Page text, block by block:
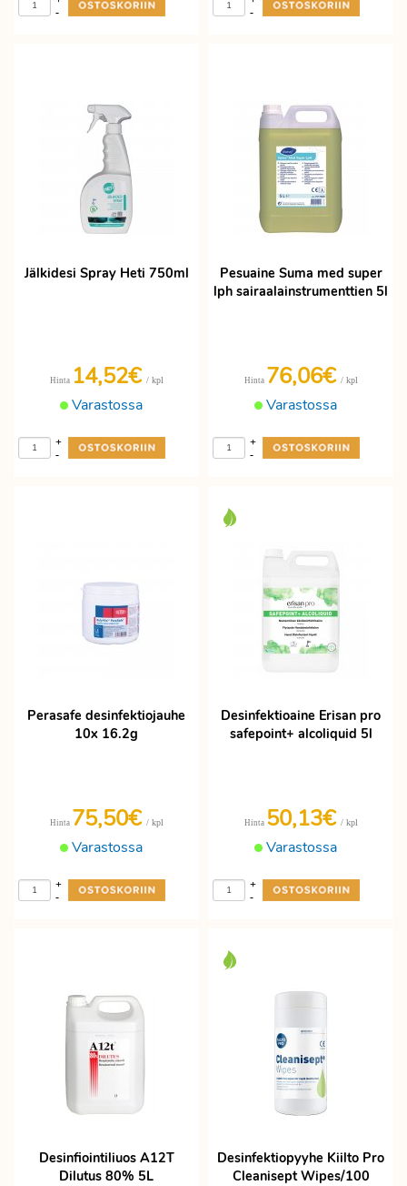
- -
Jälkidesi Spray Heti 750ml
Varastossa
Hinta 14,52€ / kpl
-
+
Pesuaine Suma med super
lph sairaalainstrumenttien 5l
Varastossa
Hinta 76,06€ / kpl
-
+
Perasafe desinfektiojauhe
10x 16.2g
Varastossa
Hinta 75,50€ / kpl
-
+
Desinfektioaine Erisan pro
safepoint+ alcoliquid 5l
Varastossa
Hinta 50,13€ / kpl
-
+
Desinfiointiliuos A12T
Dilutus 80% 5L
Desinfektiopyyhe Kiilto Pro
Cleanisept Wipes/100